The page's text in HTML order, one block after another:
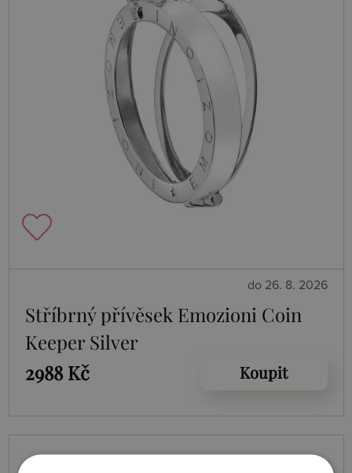
do 26. 8. 2026
Stříbrný přívěsek Emozioni Coin
Keeper Silver
2988 Kč
Koupit